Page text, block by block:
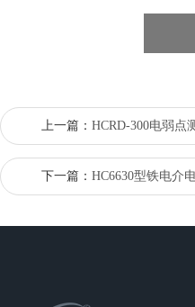
上一篇： HCRD-300电弱点
下一篇： HC6630型铁电介